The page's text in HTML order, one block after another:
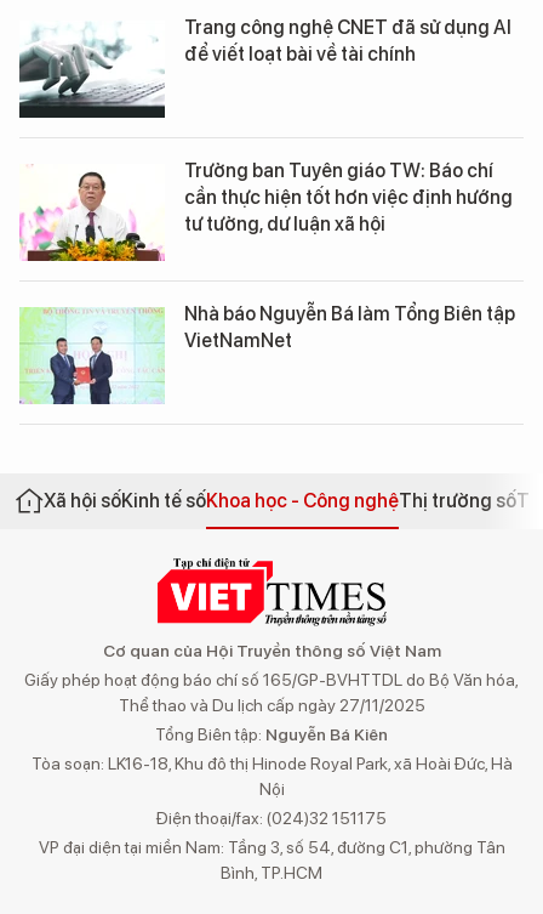
Trang công nghệ CNET đã sử dụng AI
để viết loạt bài về tài chính
Trưởng ban Tuyên giáo TW: Báo chí
cần thực hiện tốt hơn việc định hướng
tư tưởng, dư luận xã hội
Nhà báo Nguyễn Bá làm Tổng Biên tập
VietNamNet
Xã hội sốKinh tế sốKhoa học - Công nghệThị trường số
Cơ quan của Hội Truyền thông số Việt Nam
Giấy phép hoạt động báo chí số 165/GP-BVHTTDL do Bộ Văn hóa,
Thể thao và Du lịch cấp ngày 27/11/2025
Tổng Biên tập: Nguyễn Bá Kiên
Tòa soạn: LK16-18, Khu đô thị Hinode Royal Park, xã Hoài Đức, Hà
Nội
Điện thoại/fax: (024)32 151175
VP đại diện tại miền Nam: Tầng 3, số 54, đường C1, phường Tân
Bình, TP.HCM